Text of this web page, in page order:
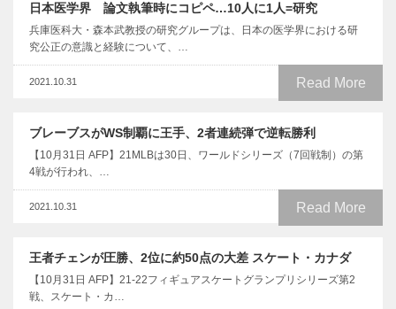
日本医学界 論文執筆時にコピペ…10人に1人=研究
兵庫医科大・森本武教授の研究グループは、日本の医学界における研
究公正の意識と経験について、…
Read More
2021.10.31
ブレーブスがWS制覇に王手、2者連続弾で逆転勝利
【10月31日 AFP】21MLBは30日、ワールドシリーズ（7回戦制）の第
4戦が行われ、…
Read More
2021.10.31
王者チェンが圧勝、2位に約50点の大差 スケート・カナダ
【10月31日 AFP】21-22フィギュアスケートグランプリシリーズ第2
戦、スケート・カ…